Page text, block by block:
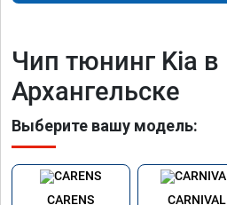
Чип тюнинг Kia в
Архангельске
Выберите вашу модель:
CARENS CARNIVAL